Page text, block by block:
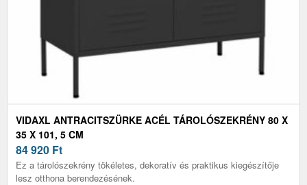
VIDAXL ANTRACITSZÜRKE ACÉL TÁROLÓSZEKRÉNY 80 X
35 X 101, 5 CM
84 920 Ft
Ez a tárolószekrény tökéletes, dekoratív és praktikus kiegészítője
lesz otthona berendezésének.